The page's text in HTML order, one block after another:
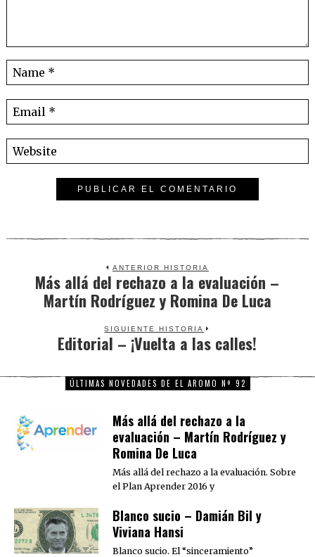
ANTERIOR HISTORIA
Previous
post:
Más allá del rechazo a la evaluación –
Martín Rodríguez y Romina De Luca
SIGUIENTE HISTORIA
Next
Editorial – ¡Vuelta a las calles!
ÚLTIMAS NOVEDADES DE EL AROMO Nº 92
Más allá del rechazo a la
evaluación – Martín Rodríguez y
Romina De Luca
Más allá del rechazo a la evaluación. Sobre
el Plan Aprender 2016 y
Blanco sucio – Damián Bil y
Viviana Hansi
Blanco sucio. El “sinceramiento”